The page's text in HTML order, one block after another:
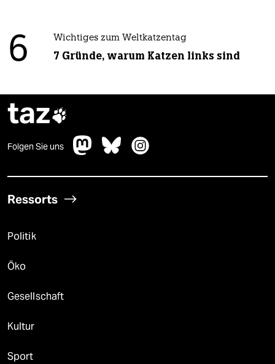
6 Wichtiges zum Weltkatzentag
7 Gründe, warum Katzen links sind
taz
Folgen Sie uns
Ressorts
Politik
Öko
Gesellschaft
Kultur
Sport